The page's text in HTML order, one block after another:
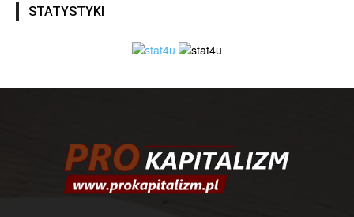
STATYSTYKI